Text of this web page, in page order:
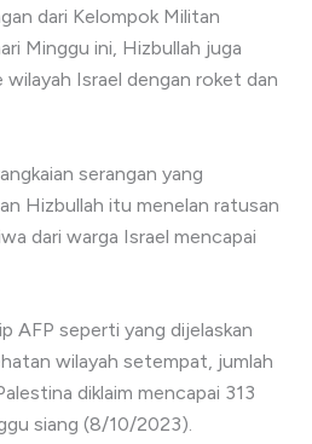
dari Kelompok Militan
Minggu ini, Hizbullah juga
wilayah Israel dengan roket dan
serangan yang
Hizbullah itu menelan ratusan
dari warga Israel mencapai
AFP seperti yang dijelaskan
wilayah setempat, jumlah
diklaim mencapai 313
siang (8/10/2023).